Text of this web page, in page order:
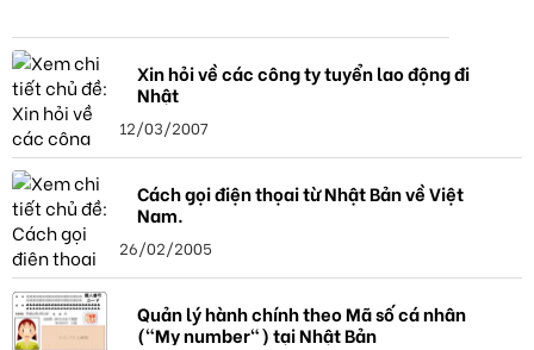
Xin hỏi về các công ty tuyển lao động đi
Nhật
12/03/2007
Cách gọi điện thọai từ Nhật Bản về Việt
Nam.
26/02/2005
Quản lý hành chính theo Mã số cá nhân
("My number") tại Nhật Bản